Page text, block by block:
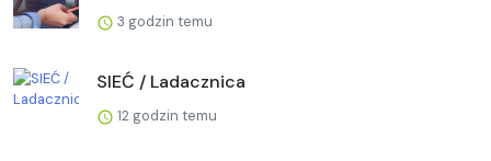
3 godzin temu
SIEĆ / Ladacznica
12 godzin temu